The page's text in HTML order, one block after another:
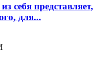
себя представляет,
для...